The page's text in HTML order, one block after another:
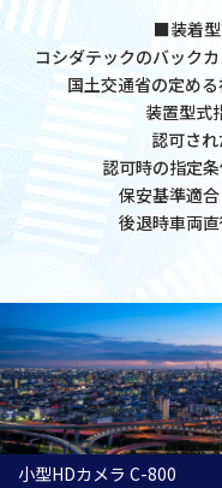
■装着型
コシダテックのバック
国土交通省の定め
装置型式
認可さ
認可時の指定
保安基準適
後退時車両直
小型HDカメラ C-800